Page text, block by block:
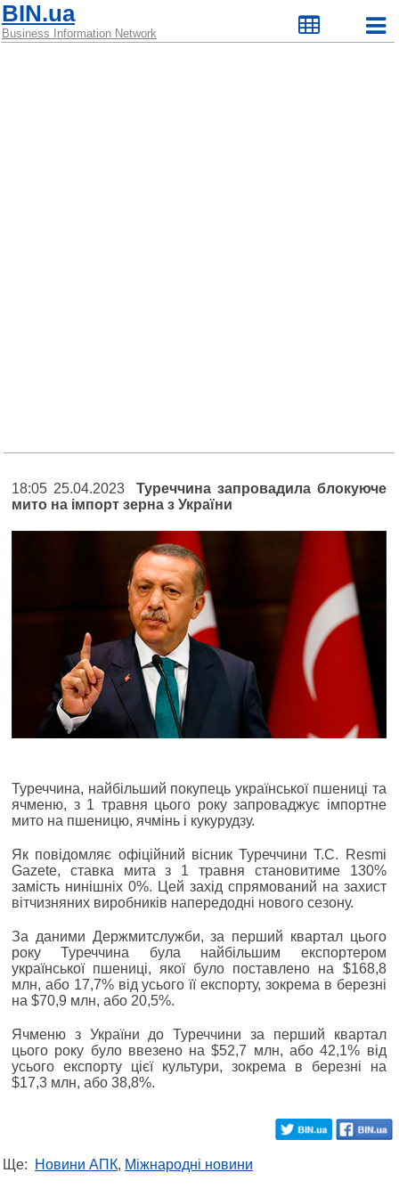
BIN.ua
Business Information Network
18:05 25.04.2023Туреччина запровадила блокуюче
мито на імпорт зерна з України
Туреччина, найбільший покупець української пшениці та
ячменю, з 1 травня цього року запроваджує імпортне
мито на пшеницю, ячмінь і кукурудзу.
Як повідомляє офіційний вісник Туреччини T.C. Resmi
Gazete, ставка мита з 1 травня становитиме 130%
замість нинішніх 0%. Цей захід спрямований на захист
вітчизняних виробників напередодні нового сезону.
За даними Держмитслужби, за перший квартал цього
року Туреччина була найбільшим експортером
української пшениці, якої було поставлено на $168,8
млн, або 17,7% від усього її експорту, зокрема в березні
на $70,9 млн, або 20,5%.
Ячменю з України до Туреччини за перший квартал
цього року було ввезено на $52,7 млн, або 42,1% від
усього експорту цієї культури, зокрема в березні на
$17,3 млн, або 38,8%.
Ще: Новини АПК, Міжнародні новини